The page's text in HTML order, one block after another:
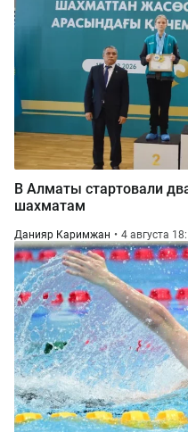
В Алматы стартовали
шахматам
Данияр Каримжан 4 августа